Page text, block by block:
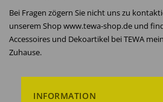
Bei Fragen zögern Sie nicht uns zu
unserem Shop www.tewa-shop.de und
Accessoires und Dekoartikel bei TEWA
Zuhause.
INFORMATION